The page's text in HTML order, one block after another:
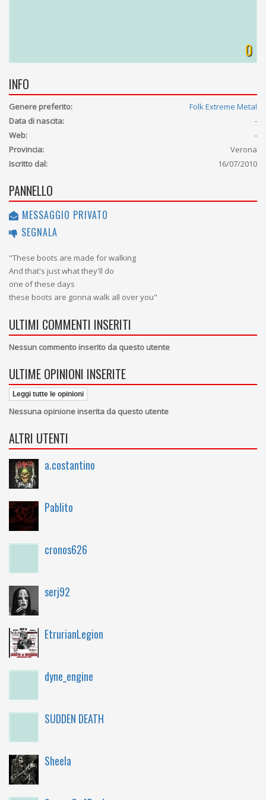
0
INFO
Genere preferito:
Folk Extreme Metal
Data di nascita:
-
Web:
-
Provincia:
Verona
Iscritto dal:
16/07/2010
PANNELLO
MESSAGGIO PRIVATO
SEGNALA
"These boots are made for walking
And that's just what they'll do
one of these days
these boots are gonna walk all over you"
ULTIMI COMMENTI INSERITI
Nessun commento inserito da questo utente
ULTIME OPINIONI INSERITE
Leggi tutte le opinioni
Nessuna opinione inserita da questo utente
ALTRI UTENTI
a.costantino
Pablito
cronos626
serj92
EtrurianLegion
dyne_engine
SUDDEN DEATH
Sheela